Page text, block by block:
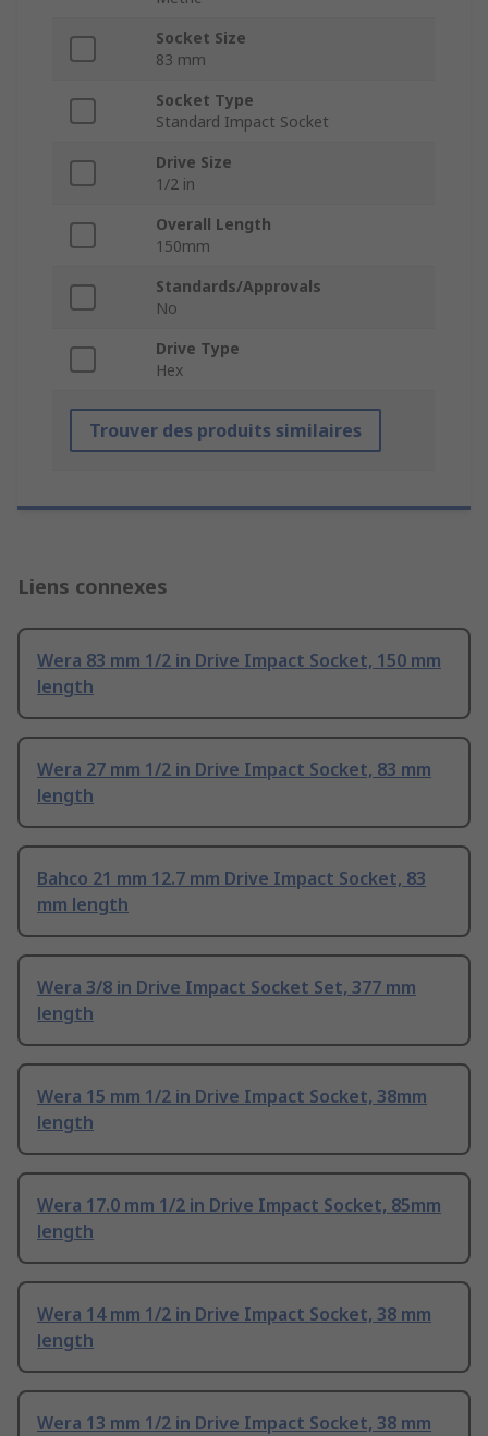
Socket Size
83 mm
Socket Type
Standard Impact Socket
Drive Size
1/2 in
Overall Length
150mm
Standards/Approvals
No
Drive Type
Hex
Trouver des produits similaires
Liens connexes
Wera 83 mm 1/2 in Drive Impact Socket, 150 mm
length
Wera 27 mm 1/2 in Drive Impact Socket, 83 mm
length
Bahco 21 mm 12.7 mm Drive Impact Socket, 83
mm length
Wera 3/8 in Drive Impact Socket Set, 377 mm
length
Wera 15 mm 1/2 in Drive Impact Socket, 38mm
length
Wera 17.0 mm 1/2 in Drive Impact Socket, 85mm
length
Wera 14 mm 1/2 in Drive Impact Socket, 38 mm
length
Wera 13 mm 1/2 in Drive Impact Socket, 38 mm